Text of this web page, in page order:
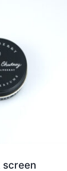
screen